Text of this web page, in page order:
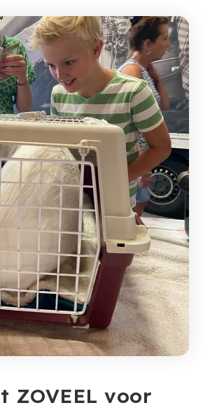
ZOVEEL voor